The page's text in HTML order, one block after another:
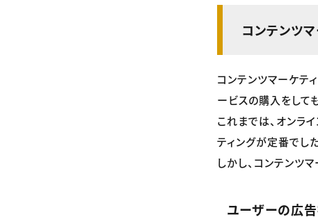
コンテンツ
コンテンツマーケテ
ービスの購入をして
これまでは、オンラ
ティングが定番でした
しかし、コンテンツ
ユーザーの広